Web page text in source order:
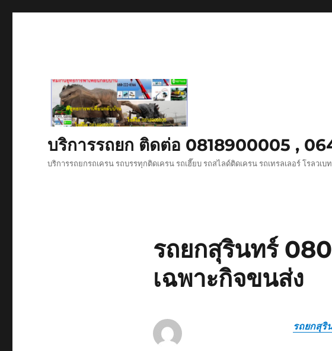
บริการรถยก ติดต่อ 0818900005 ,
บริการรถยกรถเครน รถบรรทุกติดเครน รถเฮี๊ยบ รถสไลด์ติดเครน รถเทรลเลอร์ โรลว
รถยกสุรินทร์
เฉพาะกิจขนส่ง
รถยกสุริ